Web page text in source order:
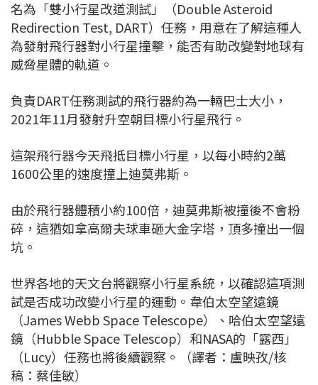
名為「雙小行星改道測試」（Double Asteroid
Redirection Test, DART）任務，用意在了解這種人
為發射飛行器對小行星撞擊，能否有助改變對地球有
威脅星體的軌道。
負責DART任務測試的飛行器約為一輛巴士大小，
2021年11月發射升空朝目標小行星飛行。
這架飛行器今天飛抵目標小行星，以每小時約2萬
1600公里的速度撞上迪莫弗斯。
由於飛行器體積小約100倍，迪莫弗斯被撞後不會粉
碎，這猶如拿高爾夫球車砸大金字塔，頂多撞出一個
坑。
世界各地的天文台將觀察小行星系統，以確認這項測
試是否成功改變小行星的運動。韋伯太空望遠鏡
（James Webb Space Telescope）、哈伯太空望遠
鏡（Hubble Space Telescop）和NASA的「露西」
（Lucy）任務也將後續觀察。（譯者：盧映孜/核
稿：蔡佳敏）